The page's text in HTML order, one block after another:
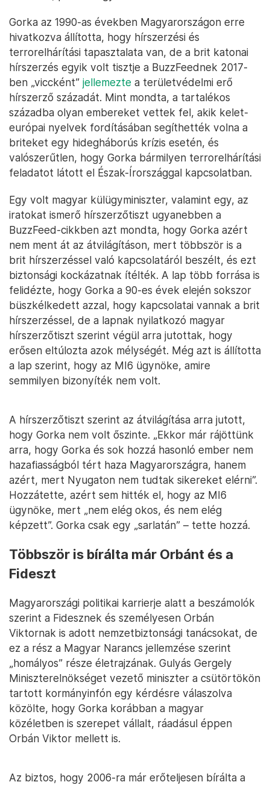
Gorka az 1990-as években Magyarországon erre
hivatkozva állította, hogy hírszerzési és
terrorelhárítási tapasztalata van, de a brit katonai
hírszerzés egyik volt tisztje a BuzzFeednek 2017-
ben „viccként” jellemezte a területvédelmi erő
hírszerző századát. Mint mondta, a tartalékos
századba olyan embereket vettek fel, akik kelet-
európai nyelvek fordításában segíthették volna a
briteket egy hidegháborús krízis esetén, és
valószerűtlen, hogy Gorka bármilyen terrorelhárítási
feladatot látott el Észak-Írországgal kapcsolatban.
Egy volt magyar külügyminiszter, valamint egy, az
iratokat ismerő hírszerzőtiszt ugyanebben a
BuzzFeed-cikkben azt mondta, hogy Gorka azért
nem ment át az átvilágításon, mert többször is a
brit hírszerzéssel való kapcsolatáról beszélt, és ezt
biztonsági kockázatnak ítélték. A lap több forrása is
felidézte, hogy Gorka a 90-es évek elején sokszor
büszkélkedett azzal, hogy kapcsolatai vannak a brit
hírszerzéssel, de a lapnak nyilatkozó magyar
hírszerzőtiszt szerint végül arra jutottak, hogy
erősen eltúlozta azok mélységét. Még azt is állította
a lap szerint, hogy az MI6 ügynöke, amire
semmilyen bizonyíték nem volt.
A hírszerzőtiszt szerint az átvilágítása arra jutott,
hogy Gorka nem volt őszinte. „Ekkor már rájöttünk
arra, hogy Gorka és sok hozzá hasonló ember nem
hazafiasságból tért haza Magyarországra, hanem
azért, mert Nyugaton nem tudtak sikereket elérni”.
Hozzátette, azért sem hitték el, hogy az MI6
ügynöke, mert „nem elég okos, és nem elég
képzett”. Gorka csak egy „sarlatán” – tette hozzá.
Többször is bírálta már Orbánt és a
Fideszt
Magyarországi politikai karrierje alatt a beszámolók
szerint a Fidesznek és személyesen Orbán
Viktornak is adott nemzetbiztonsági tanácsokat, de
ez a rész a Magyar Narancs jellemzése szerint
„homályos” része életrajzának. Gulyás Gergely
Miniszterelnökséget vezető miniszter a csütörtökön
tartott kormányinfón egy kérdésre válaszolva
közölte, hogy Gorka korábban a magyar
közéletben is szerepet vállalt, ráadásul éppen
Orbán Viktor mellett is.
Az biztos, hogy 2006-ra már erőteljesen bírálta a